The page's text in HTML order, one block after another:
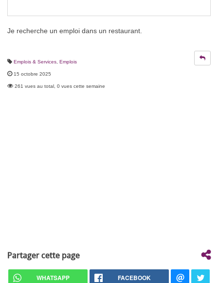
Je recherche un emploi dans un restaurant.
Emplois & Services Emplois
15 octobre 2025
261 vues au total, 0 vues cette semaine
Partager cette page
WHATSAPP FACEBOOK